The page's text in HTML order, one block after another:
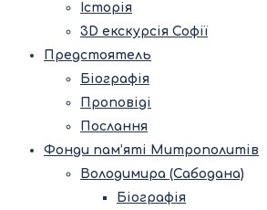
Історія
3D екскурсія Софії
Предстоятель
Біографія
Проповіді
Послання
Фонди пам’яті Митрополитів
Володимира (Сабодана)
Біографія